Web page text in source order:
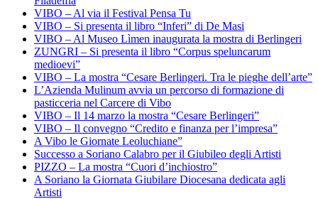
VIBO – Al via il Festival Pensa Tu
VIBO – Si presenta il libro “Inferi” di De Masi
VIBO – Al Museo Lìmen inaugurata la mostra di Berlingeri
ZUNGRI – Si presenta il libro “Corpus speluncarum
medioevi”
VIBO – La mostra “Cesare Berlingeri. Tra le pieghe dell’arte”
L’Azienda Mulinum avvia un percorso di formazione di
pasticceria nel Carcere di Vibo
VIBO – Il 14 marzo la mostra “Cesare Berlingeri”
VIBO – Il convegno “Credito e finanza per l’impresa”
A Vibo le Giornate Leoluchiane”
Successo a Soriano Calabro per il Giubileo degli Artisti
PIZZO – La mostra “Cuori d’inchiostro”
A Soriano la Giornata Giubilare Diocesana dedicata agli
Artisti